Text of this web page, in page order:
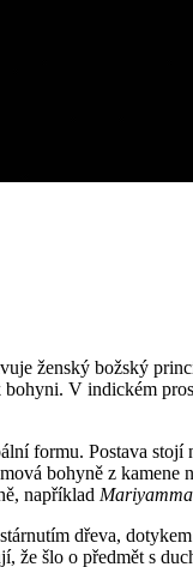
ženský božský
V indickém
formu. Postava
bohyně z
například
dřeva,
že šlo o předmět s